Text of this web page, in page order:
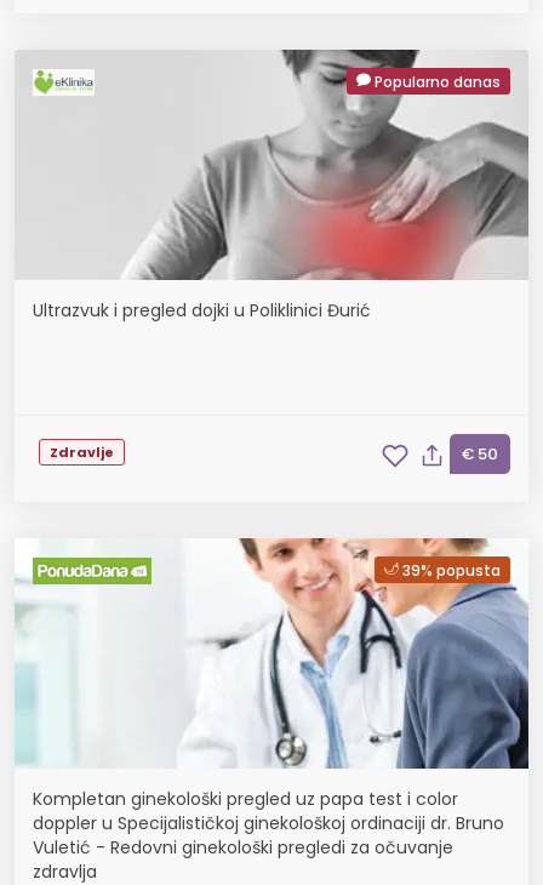
Popularno danas
Ultrazvuk i pregled dojki u Poliklinici Đurić
Zdravlje € 50
39% popusta
Kompletan ginekološki pregled uz papa test i color
doppler u Specijalističkoj ginekološkoj ordinaciji dr. Bruno
Vuletić - Redovni ginekološki pregledi za očuvanje
zdravlja